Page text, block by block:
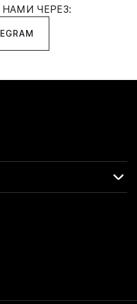
НАМИ ЧЕРЕЗ: